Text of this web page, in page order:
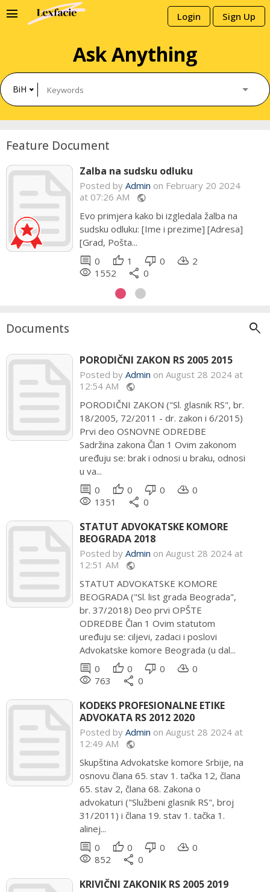
Login Sign Up
menu
Ask Anything
BiH
Feature Document
Zalba na sudsku odluku
Posted by Admin on February 20 2024
at 07:26 AM public
Evo primjera kako bi izgledala žalba na
sudsku odluku: [Ime i prezime] [Adresa]
[Grad, Pošta...
comment 0 thumb_up 1 thumb_down 0 cloud_download 2
remove_red_eye 1552 share 0
Admin
public
UGOVOR O RADU Zaključen dana
[datum zaključenja ugovora] godine u
[mjesto zaključenja ugovora]...
comment 0 thumb_up 0 thumb_down 0 cloud_download 0
remove_red_eye 1811 share 0
Documents search
PORODIČNI ZAKON RS 2005 2015
Posted by Admin on August 28 2024 at
12:54 AM public
PORODIČNI ZAKON ("Sl. glasnik RS", br.
18/2005, 72/2011 - dr. zakon i 6/2015)
Prvi deo OSNOVNE ODREDBE
Sadržina zakona Član 1 Ovim zakonom
uređuju se: brak i odnosi u braku, odnosi
u va...
comment 0 thumb_up 0 thumb_down 0 cloud_download 0
remove_red_eye 1351 share 0
STATUT ADVOKATSKE KOMORE
BEOGRADA 2018
Posted by Admin on August 28 2024 at
12:51 AM public
STATUT ADVOKATSKE KOMORE
BEOGRADA ("Sl. list grada Beograda",
br. 37/2018) Deo prvi OPŠTE
ODREDBE Član 1 Ovim statutom
uređuju se: ciljevi, zadaci i poslovi
Advokatske komore Beograda (u dal...
comment 0 thumb_up 0 thumb_down 0 cloud_download 0
remove_red_eye 763 share 0
KODEKS PROFESIONALNE ETIKE
ADVOKATA RS 2012 2020
Posted by Admin on August 28 2024 at
12:49 AM public
Skupština Advokatske komore Srbije, na
osnovu člana 65. stav 1. tačka 12, člana
65. stav 2, člana 68. Zakona o
advokaturi ("Službeni glasnik RS", broj
31/2011) i člana 19. stav 1. tačka 1.
alinej...
comment 0 thumb_up 0 thumb_down 0 cloud_download 0
remove_red_eye 852 share 0
KRIVIČNI ZAKONIK RS 2005 2019